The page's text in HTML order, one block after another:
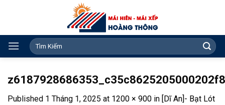
Search
for:
Published 1 Tháng 1, 2025 at 1200 × 900 in [Dĩ An]- Bạt Lót